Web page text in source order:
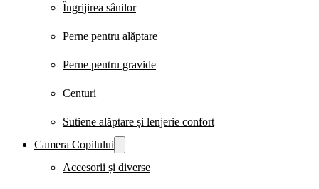
Îngrijirea sânilor
Perne pentru alăptare
Perne pentru gravide
Centuri
Sutiene alăptare și lenjerie confort
Camera Copilului
Accesorii și diverse